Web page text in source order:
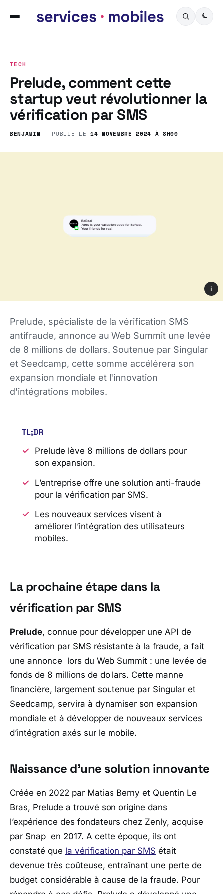
TECH
Prelude, comment cette
startup veut révolutionner la
vérification par SMS
BENJAMIN — PUBLIÉ LE14 NOVEMBRE 2024 À 8H00
i
Prelude, spécialiste de la vérification SMS
antifraude, annonce au Web Summit une levée
de 8 millions de dollars. Soutenue par Singular
et Seedcamp, cette somme accélérera son
expansion mondiale et l'innovation
d'intégrations mobiles.
TL;DR
Prelude lève 8 millions de dollars pour
son expansion.
L’entreprise offre une solution anti-fraude
pour la vérification par SMS.
Les nouveaux services visent à
améliorer l’intégration des utilisateurs
mobiles.
La prochaine étape dans la
vérification par SMS
Prelude, connue pour développer une API de
vérification par SMS résistante à la fraude, a fait
une annonce lors du Web Summit : une levée de
fonds de 8 millions de dollars. Cette manne
financière, largement soutenue par Singular et
Seedcamp, servira à dynamiser son expansion
mondiale et à développer de nouveaux services
d’intégration axés sur le mobile.
Naissance d’une solution innovante
Créée en 2022 par Matias Berny et Quentin Le
Bras, Prelude a trouvé son origine dans
l’expérience des fondateurs chez Zenly, acquise
par Snap en 2017. A cette époque, ils ont
constaté que la vérification par SMS était
devenue très coûteuse, entraînant une perte de
budget considérable à cause de la fraude. Pour